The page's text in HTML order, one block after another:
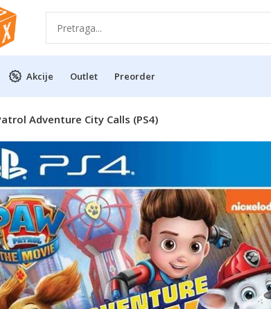
Akcije Outlet Preorder
Adventure City Calls (PS4)